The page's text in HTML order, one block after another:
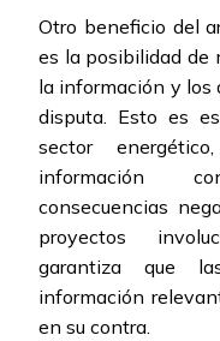
Otro beneficio del
es la posibilidad de
la información y los
disputa. Esto es
sector
información
consecuencias
proyectos
garantiza que
información
en su contra.